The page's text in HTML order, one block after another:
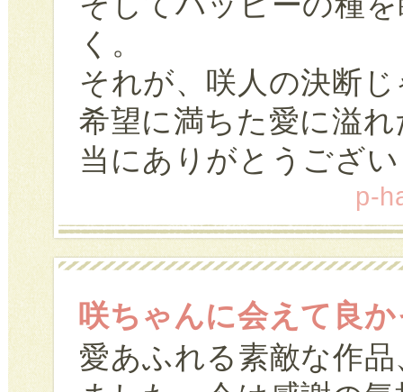
く。
それが、咲人の決断
希望に満ちた愛に溢
当にありがとうござ
p-
咲ちゃんに会えて良
愛あふれる素敵な作